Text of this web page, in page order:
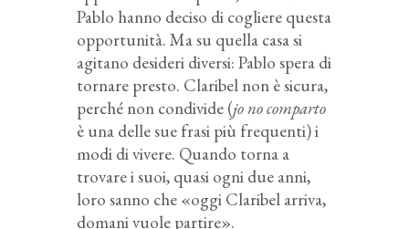
Pablo hanno deciso di cogliere questa
opportunità. Ma su quella casa si
agitano desideri diversi: Pablo spera di
tornare presto. Claribel non è sicura,
perché non condivide (jo no comparto
è una delle sue frasi più frequenti) i
modi di vivere. Quando torna a
trovare i suoi, quasi ogni due anni,
loro sanno che «oggi Claribel arriva,
domani vuole partire».